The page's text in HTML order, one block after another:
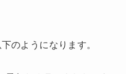
のようになります。